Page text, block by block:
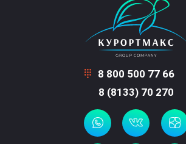
8 800 500 77 66
8 (8133) 70 270